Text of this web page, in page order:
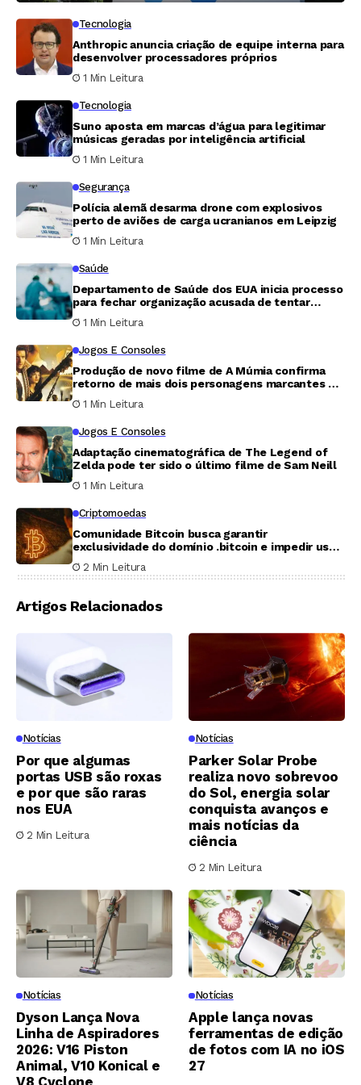
Tecnologia
Anthropic anuncia criação de equipe interna para
desenvolver processadores próprios
1 Min Leitura
Tecnologia
Suno aposta em marcas d’água para legitimar
músicas geradas por inteligência artificial
1 Min Leitura
Segurança
Polícia alemã desarma drone com explosivos
perto de aviões de carga ucranianos em Leipzig
1 Min Leitura
Saúde
Departamento de Saúde dos EUA inicia processo
para fechar organização acusada de tentar
1 Min Leitura
Jogos E Consoles
Produção de novo filme de A Múmia confirma
retorno de mais dois personagens marcantes da
1 Min Leitura
Jogos E Consoles
Adaptação cinematográfica de The Legend of
Zelda pode ter sido o último filme de Sam Neill
1 Min Leitura
Criptomoedas
Comunidade Bitcoin busca garantir
exclusividade do domínio .bitcoin e impedir uso
2 Min Leitura
Artigos Relacionados
Notícias
Por que algumas
portas USB são roxas
e por que são raras
nos EUA
2 Min Leitura
Notícias
Parker Solar Probe
realiza novo sobrevoo
do Sol, energia solar
conquista avanços e
mais notícias da
ciência
2 Min Leitura
Notícias
Dyson Lança Nova
Linha de Aspiradores
2026: V16 Piston
Animal, V10 Konical e
Notícias
Apple lança novas
ferramentas de edição
de fotos com IA no iOS
27